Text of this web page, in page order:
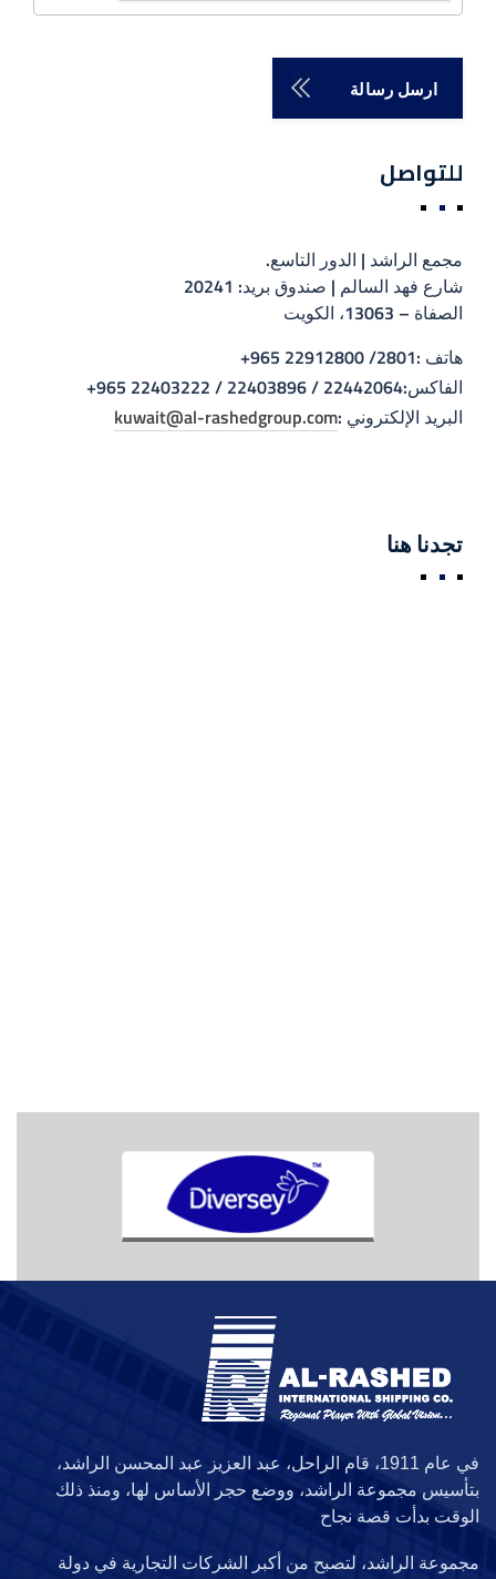
‫للتواصل‬
مجمع الراشد | الدور التاسع.
شارع فهد السالم | صندوق بريد: 20241
الصفاة – 13063، الكويت
‫هاتف‬ :2801/ 22912800 965+
الفاكس:22442064 / 22403896 / 22403222 965+
البريد الإلكتروني :kuwait@al-rashedgroup.com
‫تجدنا‬ ‫هنا‬
في عام 1911، قام الراحل، عبد العزيز عبد المحسن الراشد،
بتأسيس مجموعة الراشد، ووضع حجر الأساس لها، ومنذ ذلك
الوقت بدأت قصة نجاح
مجموعة الراشد، لتصبح من أكبر الشركات التجارية في دولة